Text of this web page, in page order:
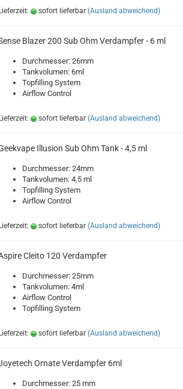
Lieferzeit: sofort lieferbar (Ausland abweichend)
Blazer 200 Sub Ohm Verdampfer - 6 ml
Durchmesser: 26mm
Tankvolumen: 6ml
Topfilling System
Airflow Control
Lieferzeit: sofort lieferbar (Ausland abweichend)
Illusion Sub Ohm Tank - 4,5 ml
Durchmesser: 24mm
Tankvolumen: 4,5 ml
Topfilling System
Airflow Control
Lieferzeit: sofort lieferbar (Ausland abweichend)
Cleito 120 Verdampfer
Durchmesser: 25mm
Tankvolumen: 4ml
Airflow Control
Topfilling System
Lieferzeit: sofort lieferbar (Ausland abweichend)
Ornate Verdampfer 6ml
Durchmesser: 25 mm